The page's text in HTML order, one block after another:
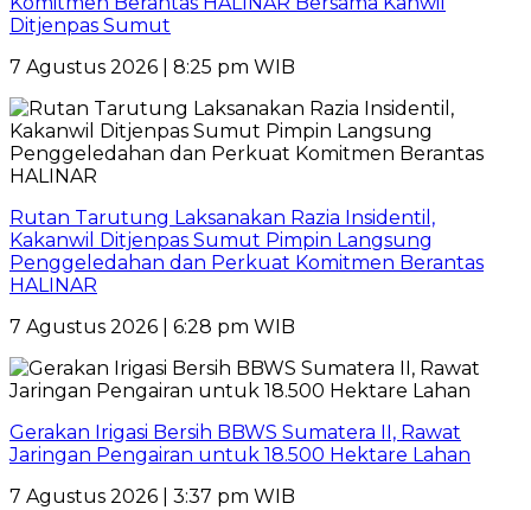
Ditjenpas Sumut
7 Agustus 2026 | 8:25 pm WIB
Rutan Tarutung Laksanakan Razia Insidentil,
Kakanwil Ditjenpas Sumut Pimpin Langsung
Penggeledahan dan Perkuat Komitmen Berantas
HALINAR
7 Agustus 2026 | 6:28 pm WIB
Gerakan Irigasi Bersih BBWS Sumatera II, Rawat
Jaringan Pengairan untuk 18.500 Hektare Lahan
7 Agustus 2026 | 3:37 pm WIB